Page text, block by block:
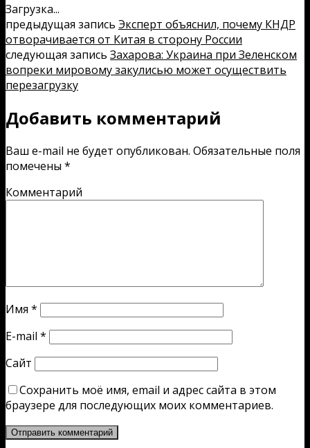
Загрузка...
предыдущая запись Эксперт объяснил, почему КНДР
отворачивается от Китая в сторону России
следующая запись Захарова: Украина при Зеленском
вопреки мировому закулисью может осуществить
перезагрузку
Добавить комментарий
Ваш e-mail не будет опубликован. Обязательные поля
помечены *
Комментарий
Имя *
E-mail *
Сайт
Сохранить моё имя, email и адрес сайта в этом
браузере для последующих моих комментариев.